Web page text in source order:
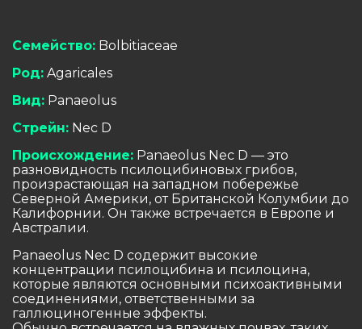
Семейство: Bolbitiaceae
Род: Agaricales
Вид: Panaeolus
Стрейн: Nec D
Происхождение: Panaeolus Nec D — это
разновидность псилоцибиновых грибов,
произрастающая на западном побережье
Северной Америки, от Британской Колумбии до
Калифорнии. Он также встречается в Европе и
Австралии.
Panaeolus Nec D содержит высокие
концентрации псилоцибина и псилоцина,
которые являются основными психоактивными
соединениями, ответственными за
галлюциногенные эффекты.